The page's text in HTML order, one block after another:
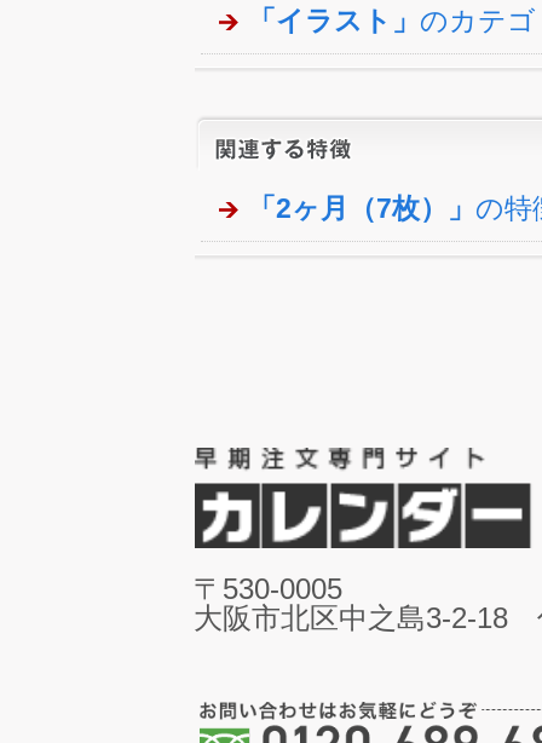
「イラスト」 のカテ
「2ヶ月（7枚）」 の特
〒530-0005
大阪市北区中之島3-2-18